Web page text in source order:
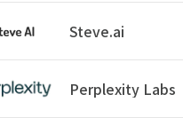
Steve.ai
Perplexity Labs